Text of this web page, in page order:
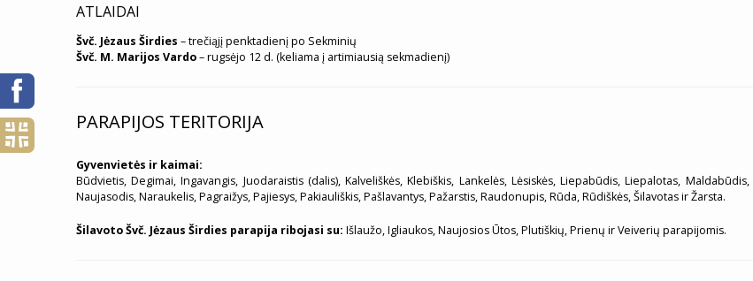
ATLAIDAI
Švč. Jėzaus Širdies – trečiąjį penktadienį po Sekminių
Švč. M. Marijos Vardo– rugsėjo 12 d. (keliama į artimiausią sekmadienį)
PARAPIJOS TERITORIJA
Gyvenvietės ir kaimai:
Būdvietis, Degimai, Ingavangis, Juodaraistis (dalis), Kalveliškės, Klebiškis, Lankelės, Lėsiskės, Liepabūdis, Liepalotas,
Naujasodis, Naraukelis, Pagraižys, Pajiesys, Pakiauliškis, Pašlavantys, Pažarstis, Raudonupis, Rūda, Rūdiškės, Šilavotas ir Žarsta.
Šilavoto Švč. Jėzaus Širdies parapija ribojasi su: Išlaužo, Igliaukos, Naujosios Ūtos, Plutiškių, Prienų ir Veiverių parapijomis.